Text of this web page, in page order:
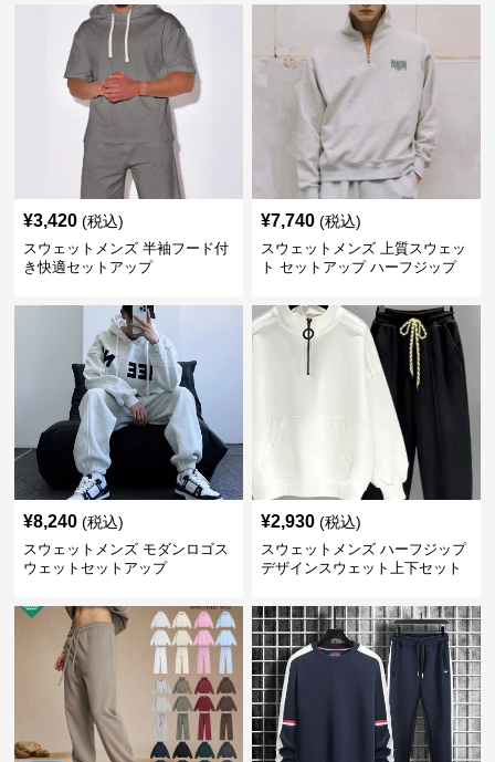
¥3,420 (税込)
スウェットメンズ 半袖フード付
き快適セットアップ
¥7,740 (税込)
スウェットメンズ 上質スウェッ
ト セットアップ ハーフジップ
¥8,240 (税込)
スウェットメンズ モダンロゴス
ウェットセットアップ
¥2,930 (税込)
スウェットメンズ ハーフジップ
デザインスウェット上下セット